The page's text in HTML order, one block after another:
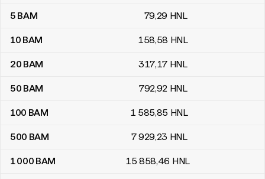
5 BAM 79,29 HNL
10 BAM 158,58 HNL
20 BAM 317,17 HNL
50 BAM 792,92 HNL
100 BAM 1 585,85 HNL
500 BAM 7 929,23 HNL
1 000 BAM 15 858,46 HNL